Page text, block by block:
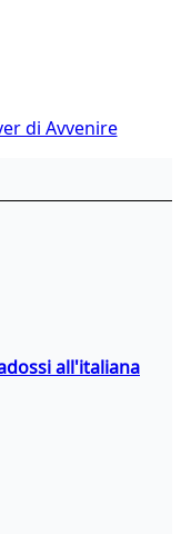
di Avvenire
all'italiana